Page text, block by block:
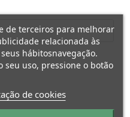
de terceiros para melhorar
relacionada às
hábitosnavegação.
seu uso, pressione o botão
de cookies